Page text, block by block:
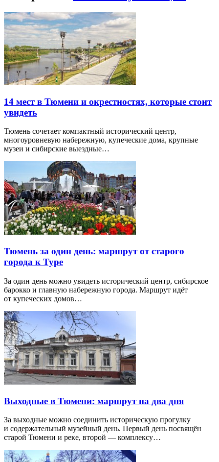
14 мест в Тюмени и окрестностях, которые стоит
увидеть
Тюмень сочетает компактный исторический центр,
многоуровневую набережную, купеческие дома, крупные
музеи и сибирские выездные…
Тюмень за один день: маршрут от старого
города к Туре
За один день можно увидеть исторический центр, сибирское
барокко и главную набережную города. Маршрут идёт
от купеческих домов…
Выходные в Тюмени: маршрут на два дня
За выходные можно соединить историческую прогулку
и содержательный музейный день. Первый день посвящён
старой Тюмени и реке, второй — комплексу…